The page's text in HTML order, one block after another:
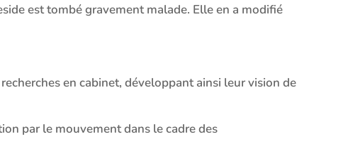
est tombé gravement malade. Elle en a modifié
en cabinet, développant ainsi leur vision de
par le mouvement dans le cadre des